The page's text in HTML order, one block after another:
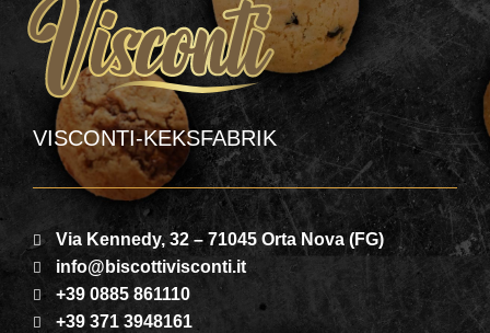
VISCONTI-KEKSFABRIK
Via Kennedy, 32 – 71045 Orta Nova (FG)
info@biscottivisconti.it
+39 0885 861110
+39 371 3948161